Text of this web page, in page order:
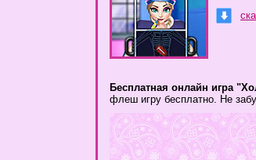
Бесплатная онлайн игра
флеш игру бесплатно. Не